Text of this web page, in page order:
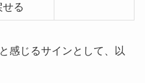
せる
感じるサインとして、以